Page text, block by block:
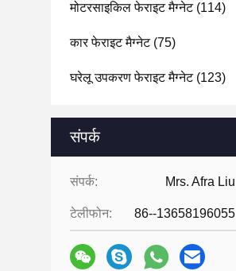
मोटरसाइकिल फेराइट मैग्नेट(114)
कार फेराइट मैग्नेट(75)
घरेलू उपकरण फेराइट मैग्नेट(123)
संपर्क
संपर्क: Mrs. Afra Liu
टेलीफोन: 86--13658196055